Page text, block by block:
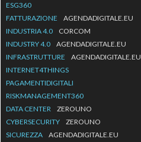
ESG360
FATTURAZIONE
AGENDADIGITALE.EU
INDUSTRIA 4.0
CORCOM
INDUSTRY 4.0
AGENDADIGITALE.EU
INFRASTRUTTURE
AGENDADIGITALE.EU
INTERNET4THINGS
PAGAMENTIDIGITALI
RISKMANAGEMENT360
DATA CENTER
ZEROUNO
CYBERSECURITY
ZEROUNO
SICUREZZA
AGENDADIGITALE.EU